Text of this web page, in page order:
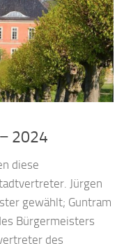
2024
diese
Jürgen
gewählt; Guntram
Bürgermeisters
des